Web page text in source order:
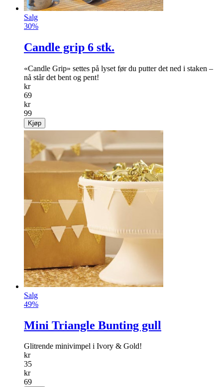
Salg
30%
Candle grip 6 stk.
«Candle Grip» settes på lyset før du putter det ned i staken –
nå står det bent og pent!
kr
69
kr
99
Kjøp
Salg
49%
Mini Triangle Bunting gull
Glitrende minivimpel i Ivory & Gold!
kr
35
kr
69